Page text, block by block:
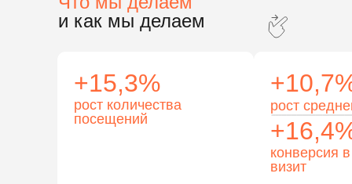
и как мы делаем
+15,3%
рост количества
посещений
рост
конверсия
визит